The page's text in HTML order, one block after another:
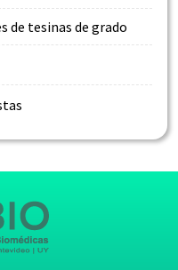
de tesinas de grado